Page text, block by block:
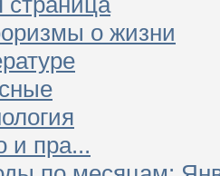
о жизни
и пра...